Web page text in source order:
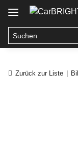
Zurück zur Liste